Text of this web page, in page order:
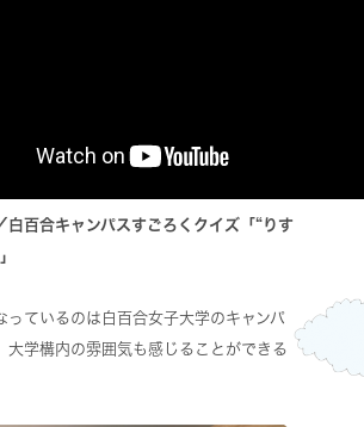
白百合キャンパスすごろくクイズ「“りす
っているのは白百合女子大学のキャンパ
大学構内の雰囲気も感じることができる